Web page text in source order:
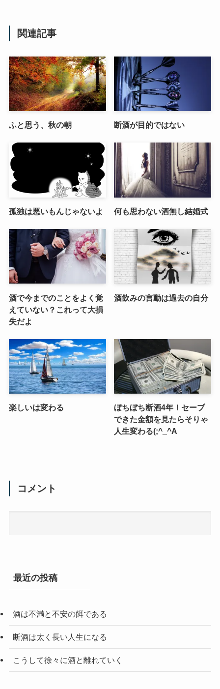
関連記事
ふと思う、秋の朝 断酒が目的ではない
孤独は悪いもんじゃないよ 何も思わない酒無し結婚式
酒で今までのことをよく覚
えていない？これって大損
失だよ
酒飲みの言動は過去の自分
楽しいは変わる
ぼちぼち断酒4年！セーブ
できた金額を見たらそりゃ
人生変わる(;^_^A
コメント
最近の投稿
酒は不満と不安の餌である
断酒は太く長い人生になる
こうして徐々に酒と離れていく